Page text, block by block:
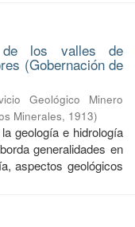
de los valles de
(Gobernación de
Geológico Minero
Minerales, 1913)
geología e hidrología
generalidades en
aspectos geológicos